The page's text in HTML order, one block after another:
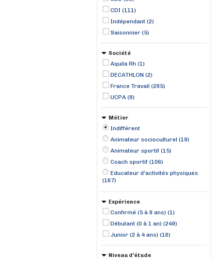
Lathus-Saint-Rémy (3)
Melle (3)
Reims (3)
Saintes (3)
CDI (111)
Indépendant (2)
Saisonnier (5)
Société
Aquila Rh (1)
DECATHLON (2)
France Travail (285)
UCPA (8)
Métier
Indifférent
Animateur socioculturel (19)
Animateur sportif (15)
Coach sportif (106)
Educateur d'activités physiques
(167)
Expérience
Confirmé (5 à 9 ans) (1)
Débutant (0 à 1 an) (249)
Junior (2 à 4 ans) (16)
Niveau d'étude